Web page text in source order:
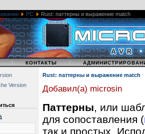
PC Rust: паттерны и выражение match
| КОНТАКТЫ |
Version
Rust: паттерны и выражение match
Добавил(а) microsin
Паттерны, или
для сопоставления (
так и простых.